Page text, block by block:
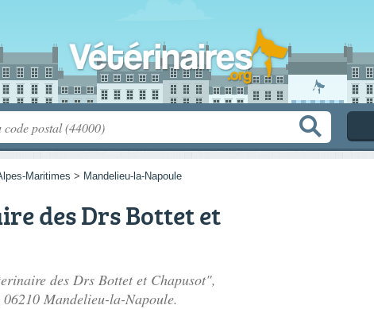
Maritimes > Mandelieu-la-Napoule
des Drs Bottet et
des Drs Bottet et Chapusot",
06210 Mandelieu-la-Napoule.